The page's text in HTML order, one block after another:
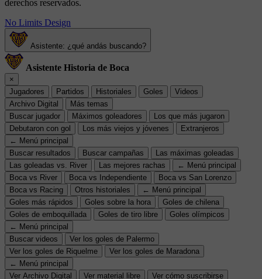
derechos reservados.
No Limits Design
Asistente: ¿qué andás buscando?
Asistente Historia de Boca
×
Jugadores
Partidos Historiales Goles
Videos
Archivo Digital
Más temas
Buscar jugador
Máximos goleadores
Los que más jugaron
Debutaron con gol
Los más viejos y jóvenes
Extranjeros
← Menú principal
Buscar resultados
Buscar campañas
Las máximas goleadas
Las goleadas vs. River
Las mejores rachas
← Menú principal
Boca vs River
Boca vs Independiente
Boca vs San Lorenzo
Boca vs Racing
Otros historiales
← Menú principal
Goles más rápidos
Goles sobre la hora
Goles de chilena
Goles de emboquillada
Goles de tiro libre
Goles olímpicos
← Menú principal
Buscar videos
Ver los goles de Palermo
Ver los goles de Riquelme
Ver los goles de Maradona
← Menú principal
Ver Archivo Digital
Ver material libre
Ver cómo suscribirse